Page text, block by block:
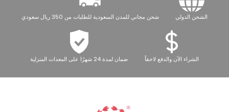
الشحن الدولي شحن مجاني للمدن السعودية للطلبات من 350 ريال سعودي
الشراء الآن والدفع لاحقاً ضمان لمدة 24 شهرًا على المعدات المنزلية